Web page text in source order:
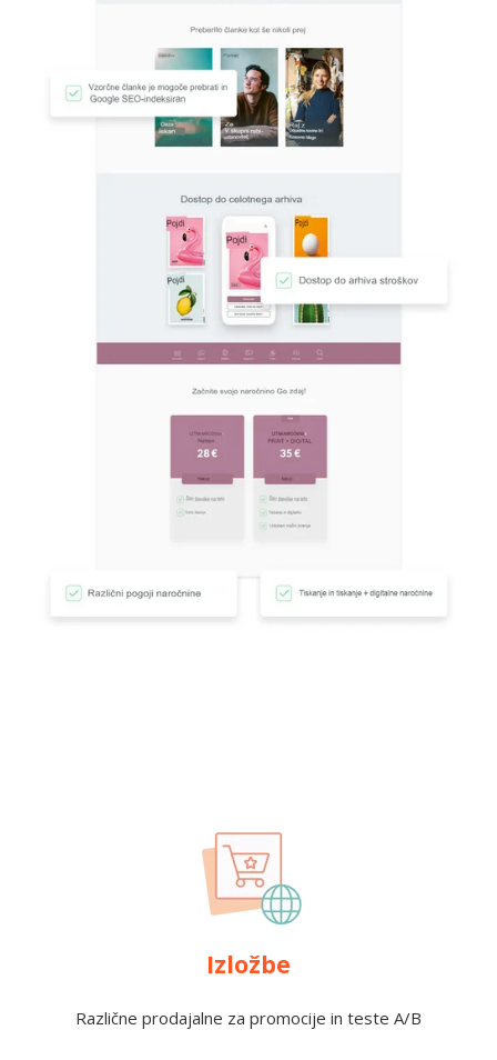
Izložbe
Različne prodajalne za promocije in teste A/B